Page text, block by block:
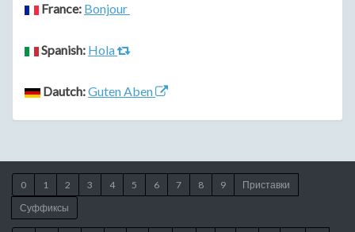
France: Bonjour
Spanish: Hola
Dautch:Guten Aben
0 1 2 3 4 5 6 7 8 9
Приставки
Суффиксы